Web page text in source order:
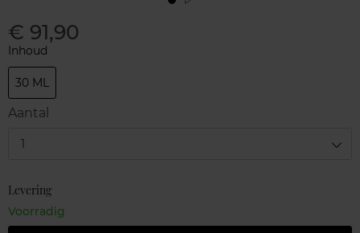
€ 91,90
Inhoud
30 ML
Aantal
1
Levering
Voorradig